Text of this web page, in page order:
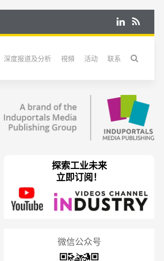
深度报道及分析 視頻 活动 联系
探索工业未来
立即订阅！
微信公众号